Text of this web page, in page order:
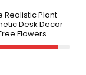
Realistic Plant
Desk Decor
Flowers…